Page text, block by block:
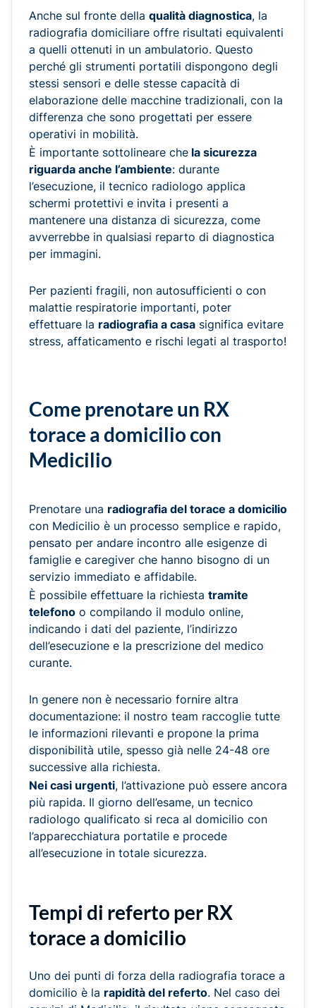
Anche sul fronte della qualità diagnostica, la
radiografia domiciliare offre risultati equivalenti
a quelli ottenuti in un ambulatorio. Questo
perché gli strumenti portatili dispongono degli
stessi sensori e delle stesse capacità di
elaborazione delle macchine tradizionali, con la
differenza che sono progettati per essere
operativi in mobilità.
È importante sottolineare che la sicurezza
riguarda anche l’ambiente: durante
l’esecuzione, il tecnico radiologo applica
schermi protettivi e invita i presenti a
mantenere una distanza di sicurezza, come
avverrebbe in qualsiasi reparto di diagnostica
per immagini.
Per pazienti fragili, non autosufficienti o con
malattie respiratorie importanti, poter
effettuare la radiografia a casa significa evitare
stress, affaticamento e rischi legati al trasporto!
Come prenotare un RX
torace a domicilio con
Medicilio
Prenotare una radiografia del torace a domicilio
con Medicilio è un processo semplice e rapido,
pensato per andare incontro alle esigenze di
famiglie e caregiver che hanno bisogno di un
servizio immediato e affidabile.
È possibile effettuare la richiesta tramite
telefono o compilando il modulo online,
indicando i dati del paziente, l’indirizzo
dell’esecuzione e la prescrizione del medico
curante.
In genere non è necessario fornire altra
documentazione: il nostro team raccoglie tutte
le informazioni rilevanti e propone la prima
disponibilità utile, spesso già nelle 24-48 ore
successive alla richiesta.
Nei casi urgenti, l’attivazione può essere ancora
più rapida. Il giorno dell’esame, un tecnico
radiologo qualificato si reca al domicilio con
l’apparecchiatura portatile e procede
all’esecuzione in totale sicurezza.
Tempi di referto per RX
torace a domicilio
Uno dei punti di forza della radiografia torace a
domicilio è la rapidità del referto. Nel caso dei